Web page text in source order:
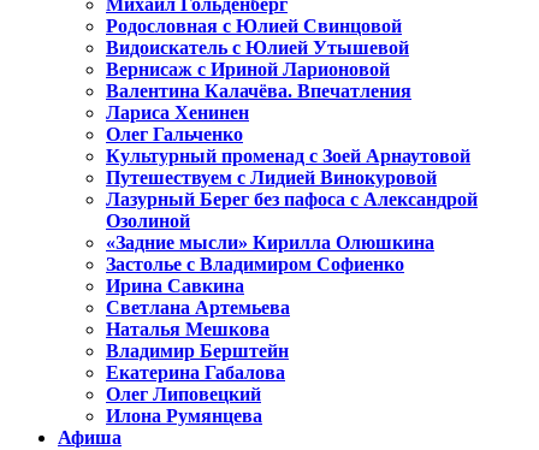
Михаил Гольденберг
Родословная с Юлией Свинцовой
Видоискатель с Юлией Утышевой
Вернисаж с Ириной Ларионовой
Валентина Калачёва. Впечатления
Лариса Хенинен
Олег Гальченко
Культурный променад с Зоей Арнаутовой
Путешествуем с Лидией Винокуровой
Лазурный Берег без пафоса с Александрой
Озолиной
«Задние мысли» Кирилла Олюшкина
Застолье с Владимиром Софиенко
Ирина Савкина
Светлана Артемьева
Наталья Мешкова
Владимир Берштейн
Екатерина Габалова
Олег Липовецкий
Илона Румянцева
Афиша